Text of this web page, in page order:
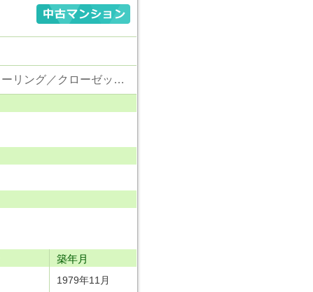
東京電力／公営水道／都市ガス／下水／シャンプードレッサー／システムキッチン／フローリング／クローゼット／エレベータ
築年月
1979年11月